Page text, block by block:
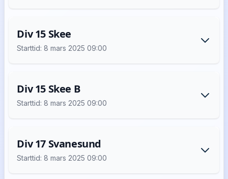
Div 15 Skee
Starttid: 8 mars 2025 09:00
Div 15 Skee B
Starttid: 8 mars 2025 09:00
Div 17 Svanesund
Starttid: 8 mars 2025 09:00